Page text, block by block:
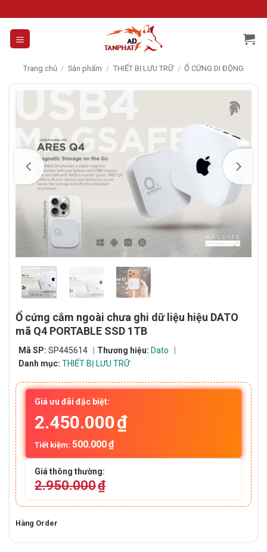
to
content
Trang chủ / Sản phẩm / THIẾT BỊ LƯU TRỮ / Ổ CỨNG DI ĐỘNG
Ổ cứng cắm ngoài chưa ghi dữ liệu hiệu DATO
mã Q4 PORTABLE SSD 1TB
Mã SP: SP445614 Thương hiệu: Dato
Danh mục: THIẾT BỊ LƯU TRỮ
Giá ưu đãi đặc biệt:
2.450.000₫
Tiết kiệm: 500.000₫
Giá thông thường:
2.950.000₫
Hàng Order